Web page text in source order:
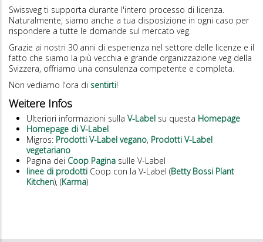
Swissveg ti supporta durante l'intero processo di licenza.
Naturalmente, siamo anche a tua disposizione in ogni caso per
rispondere a tutte le domande sul mercato veg.
Grazie ai nostri 30 anni di esperienza nel settore delle licenze e il
fatto che siamo la più vecchia e grande organizzazione veg della
Svizzera, offriamo una consulenza competente e completa.
Non vediamo l'ora di sentirti!
Weitere Infos
Ulteriori informazioni sulla V-Label su questa Homepage
Homepage di V-Label
Migros: Prodotti V-Label vegano, Prodotti V-Label
vegetariano
Pagina dei Coop Pagina sulle V-Label
linee di prodotti Coop con la V-Label (Betty Bossi Plant
Kitchen), (Karma)